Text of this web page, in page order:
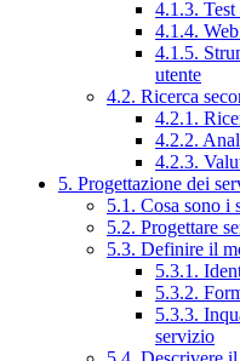
4.1.3.
4.1.4.
4.1.5.
utente
4.2. Ricerca
4.2.1.
4.2.2.
4.2.3.
5. Progettazione dei
5.1. Cosa sono i
5.2. Progettare
5.3. Definire il
5.3.1.
5.3.2.
5.3.3.
servizio